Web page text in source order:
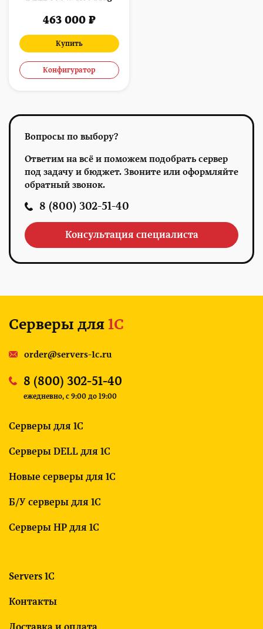
463 000 ₽
Купить
Конфигуратор
Вопросы по выбору?
Ответим на всё и поможем подобрать сервер
под задачу и бюджет. Звоните или оформляйте
обратный звонок.
8 (800) 302-51-40
Консультация специалиста
Серверы для 1С
Серверы DELL для 1С
Новые серверы для 1С
Б/У серверы для 1С
Серверы HP для 1С
Servers 1C
Контакты
Серверы для 1С
order@servers-1c.ru
8 (800) 302-51-40
ежедневно, c 9:00 до 19:00